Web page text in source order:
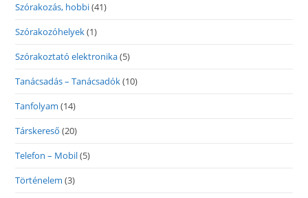
Szórakozás, hobbi(41)
Szórakozóhelyek(1)
Szórakoztató elektronika(5)
Tanácsadás – Tanácsadók(10)
Tanfolyam (14)
Társkereső (20)
Telefon – Mobil(5)
Történelem (3)